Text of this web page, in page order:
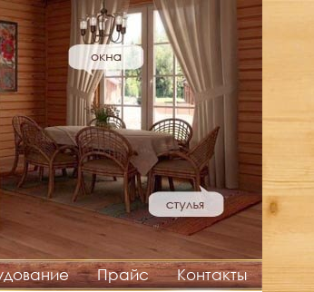
Прайс Контакты